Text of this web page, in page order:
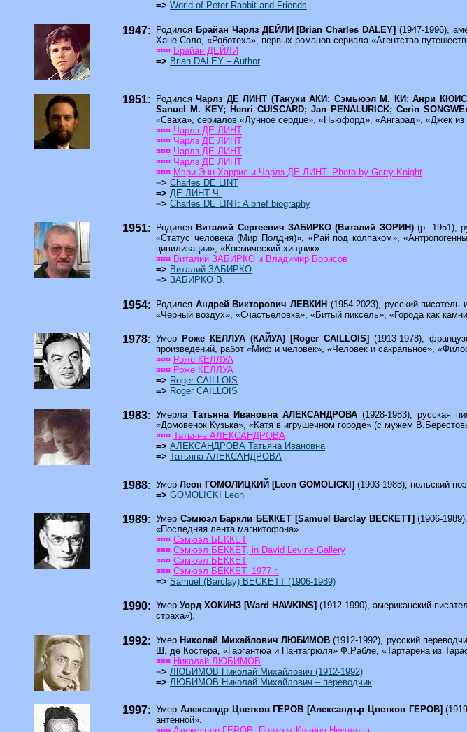
=> World of Peter Rabbit and Friends
1947: Родился Брайан Чарлз ДЕЙЛИ [Brian Charles DALEY] (1947-1996),
Хане Соло, «Роботеха», первых романов сериала «Агентство
¤¤¤ Брайан ДЕЙЛИ
=> Brian DALEY – Author
1951: РодилсяЧарлз ДЕ ЛИНТ (Тануки АКИ; Сэмьюэл М. КИ; Анри
Sanuel M. KEY; Henri CUISCARD; Jan PENALURICK; Cerin
«Сваха», сериалов «Лунное сердце», «Ньюфорд», «Ангарад», «Джек из
¤¤¤ Чарлз ДЕ ЛИНТ
¤¤¤ Чарлз ДЕ ЛИНТ
¤¤¤ Чарлз ДЕ ЛИНТ
¤¤¤ Чарлз ДЕ ЛИНТ
¤¤¤ Мэри-Энн Харрис и Чарлз ДЕ ЛИНТ. Photo by Gerry Knight
=> Charles DE LINT
=> ДЕ ЛИНТ Ч.
=> Charles DE LINT: A brief biography
1951: Родился Виталий Сергеевич ЗАБИРКО (Виталий ЗОРИН)(р. 1951),
«Статус человека (Мир Полдня)», «Рай под колпаком»,
цивилизации», «Космический хищник».
¤¤¤ Виталий ЗАБИРКО и Владимир Борисов
=> Виталий ЗАБИРКО
=> ЗАБИРКО В.
1954: Родился Андрей Викторович ЛЕВКИН (1954-2023), русский
«Чёрный воздух», «Счастьеловка», «Битый пиксель», «Города как
1978: Умер Роже КЕЛЛУА (КАЙУА) [Roger CAILLOIS](1913-1978),
произведений, работ «Миф и человек», «Человек и сакральное»,
¤¤¤ Роже КЕЛЛУА
¤¤¤ Роже КЕЛЛУА
=> Roger CAILLOIS
=> Roger CAILLOIS
1983: УмерлаТатьяна Ивановна АЛЕКСАНДРОВА(1928-1983), русская
«Домовенок Кузька», «Катя в игрушечном городе» (с мужем
¤¤¤ Татьяна АЛЕКСАНДРОВА
=> АЛЕКСАНДРОВА Татьяна Ивановна
=> Татьяна АЛЕКСАНДРОВА
1988: Умер Леон ГОМОЛИЦКИЙ [Leon GOMOLICKI] (1903-1988), польский
=> GOMOLICKI Leon
1989: Умер Сэмюэл Баркли БЕККЕТ [Samuel Barclay BECKETT](1906-
«Последняя лента магнитофона».
¤¤¤ Сэмюэл БЕККЕТ
¤¤¤ Сэмюэл БЕККЕТ, in David Levine Gallery
¤¤¤ Сэмюэл БЕККЕТ
¤¤¤ Сэмюэл БЕККЕТ. 1977 г.
=> Samuel (Barclay) BECKETT (1906-1989)
1990: Умер Уорд ХОКИНЗ [Ward HAWKINS] (1912-1990), американский
страха»).
1992: УмерНиколай Михайлович ЛЮБИМОВ(1912-1992), русский
Ш. де Костера, «Гаргантюа и Пантагрюля» Ф.Рабле, «Тартарена из
¤¤¤ Николай ЛЮБИМОВ
=> ЛЮБИМОВ Николай Михайлович (1912-1992)
=> ЛЮБИМОВ Николай Михайлович – переводчик
1997: Умер Александр Цветков ГЕРОВ [Александър Цветков ГЕРОВ]
антенной».